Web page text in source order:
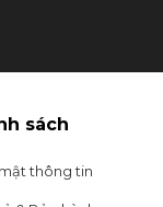
sách
thông tin